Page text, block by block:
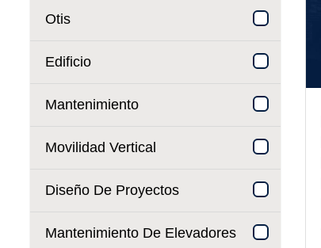
Otis
Edificio
Mantenimiento
Movilidad Vertical
Diseño De Proyectos
Mantenimiento De Elevadores